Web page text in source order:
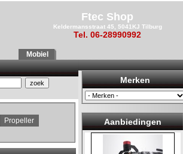
Ftec Shop
Keldermansstraat 45, 5041KJ Tilburg
Tel. 06-28990992
Mobiel
Propeller
Merken
Aanbiedingen